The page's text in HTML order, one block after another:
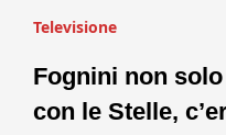
Televisione
Fognini non
con le Stelle,